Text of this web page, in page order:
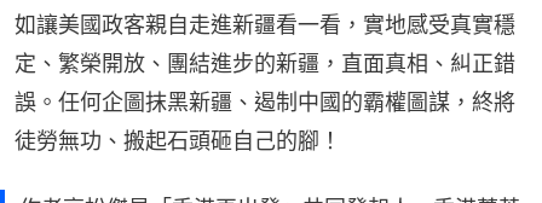
如讓美國政客親自走進新疆看一看，實地感受真實穩
定、繁榮開放、團結進步的新疆，直面真相、糾正錯
誤。任何企圖抹黑新疆、遏制中國的霸權圖謀，終將
徒勞無功、搬起石頭砸自己的腳！